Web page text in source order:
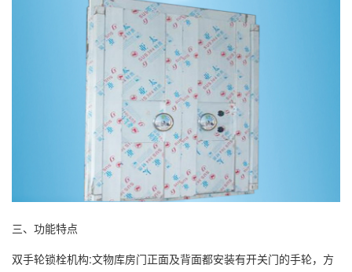
三、功能特点
双手轮锁栓机构:文物库房门正面及背面都安装有开关门的手轮，方